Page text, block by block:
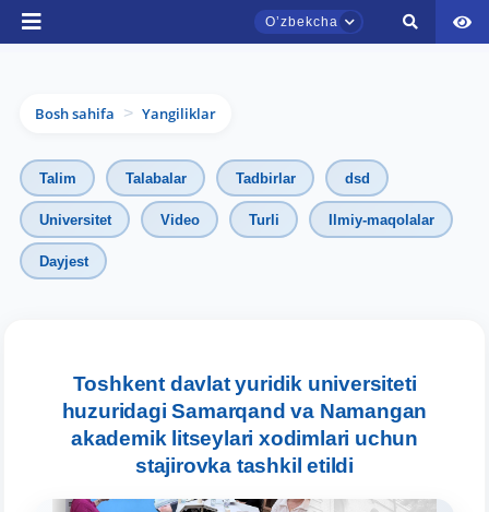
Oʼzbekcha
Bosh sahifa > Yangiliklar
Talim Talabalar Tadbirlar dsd
Universitet Video Turli Ilmiy-maqolalar
Dayjest
Toshkent davlat yuridik universiteti
huzuridagi Samarqand va Namangan
akademik litseylari xodimlari uchun
stajirovka tashkil etildi
TDYU qabul murojaatlari chati
chatiga xush kelibsiz.
Qabul bo'yicha murojaatlaringizni ushbu
chatda qoldiring.
Mavzuni tanlang — keyin shu mavzudagi aniq